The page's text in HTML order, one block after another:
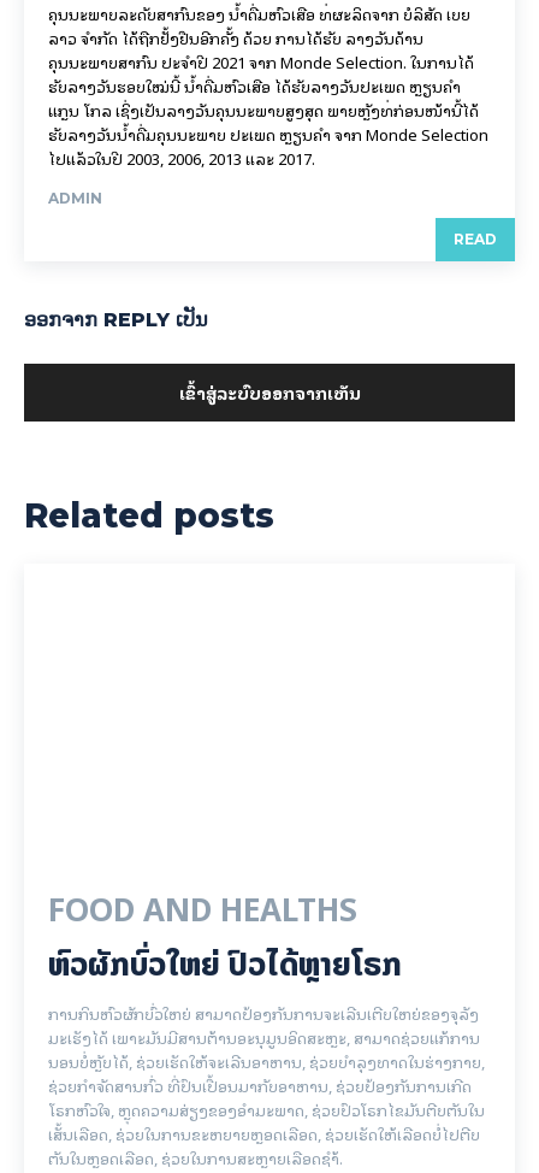
ຄຸນນະພາບລະດັບສາກົນຂອງ ນໍ້າດື່ມຫົວເສືອ ທີ່ຜະລິດຈາກ ບໍລິສັດ ເບຍ
ລາວ ຈໍາກັດ ໄດ້ຖືກຢັ້ງຢືນອີກຄັ້ງ ດ້ວຍ ການໄດ້ຮັບ ລາງວັນດ້ານ
ຄຸນນະພາບສາກົນ ປະຈໍາປີ 2021 ຈາກ Monde Selection. ໃນການໄດ້
ຮັບລາງວັນຮອບໃໝ່ນີ້ ນໍ້າດື່ມຫົວເສືອ ໄດ້ຮັບລາງວັນປະເພດ ຫຼຽນຄໍາ
ແກຼນ ໂກລ ເຊິ່ງເປັນລາງວັນຄຸນນະພາບສູງສຸດ ພາຍຫຼັງທີ່ກ່ອນໜ້ານີ້ໄດ້
ຮັບລາງວັນນໍ້າດື່ມຄຸນນະພາບ ປະເພດ ຫຼຽນຄໍາ ຈາກ Monde Selection
ໄປແລ້ວໃນປີ 2003, 2006, 2013 ແລະ 2017.
ADMIN
READ
ອອກ​ຈາກ REPLY ເປັນ
ເຂົ້າ​ສູ່​ລະ​ບົບ​ອອກ​ຈາກ​ເຫັນ
Related posts
FOOD AND HEALTHS
ຫົວຜັກບົ່ວໃຫຍ່ ປົວໄດ້ຫຼາຍໂຣກ
ການກິນຫົວຜັກບົ່ວໃຫຍ່ ສາມາດປ້ອງກັນການຈະເລີນເຕີບໃຫຍ່ຂອງຈຸລັງ
ມະເຮັງໄດ້ ເພາະມັນມີສານຕ້ານອະນຸມູນອິດສະຫຼະ, ສາມາດຊ່ວຍແກ້ການ
ນອນບໍ່ຫຼັບໄດ້, ຊ່ວຍເຮັດໃຫ້ຈະເລີນອາຫານ, ຊ່ວຍບຳລຸງທາດໃນຮ່າງກາຍ,​
ຊ່ວຍກຳຈັດສານກົ່ວ ທີ່ປົນເປື້ອນມາກັບອາຫານ, ຊ່ວຍປ້ອງກັນການເກີດ
ໂຣກຫົວໃຈ,​ ຫຼຸດຄວາມສ່ຽງຂອງອຳມະພາດ, ຊ່ວຍປົວໂຣກໄຂມັນຕີບຕັນໃນ
ເສັ້ນເລືອດ, ຊ່ວຍໃນການຂະຫຍາຍຫຼອດເລືອດ, ຊ່ວຍເຮັດໃຫ້ເລືອດບໍ່ໄປຕີບ
ຕັນໃນຫຼອດເລືອດ, ຊ່ວຍໃນການສະຫຼາຍເລືອດຊຳ້.